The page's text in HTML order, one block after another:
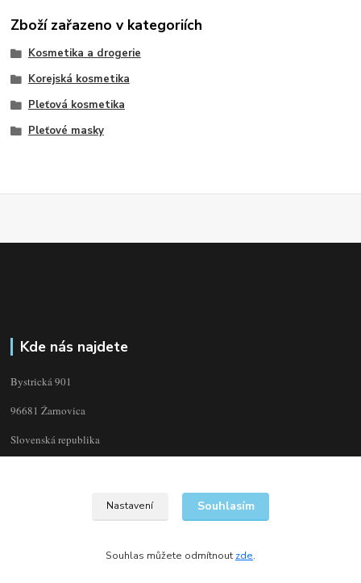
Zboží zařazeno v kategoriích
Kosmetika a drogerie
Korejská kosmetika
Pleťová kosmetika
Pleťové masky
Kde nás najdete
Bystrická 901
96681 Žarnovica
Slovenská republika
Nastavení Souhlasím
Souhlas můžete odmítnout zde.